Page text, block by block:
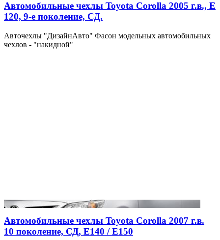
Автомобильные чехлы Toyota Corolla 2005 г.в., Е
120, 9-е поколение, СД.
Авточехлы "ДизайнАвто" Фасон модельных автомобильных
чехлов - "накидной"
Автомобильные чехлы Toyota Corolla 2007 г.в.
10 поколение, СД, Е140 / Е150